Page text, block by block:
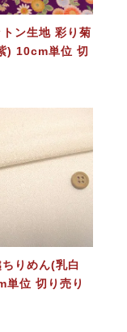
ン生地 彩り菊
) 10cm単位 切
りめん(乳白
単位 切り売り